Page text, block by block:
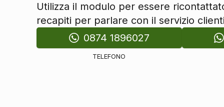
Fari automatici
Interni
Interni in pelle
Utilizza il modulo per essere
recapiti per parlare con il servizio
0874 1896027
TELEFONO